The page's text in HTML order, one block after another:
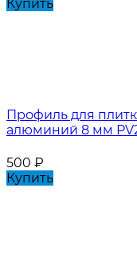
Купить
Профиль для
алюминий 8 мм
500 ₽
Купить